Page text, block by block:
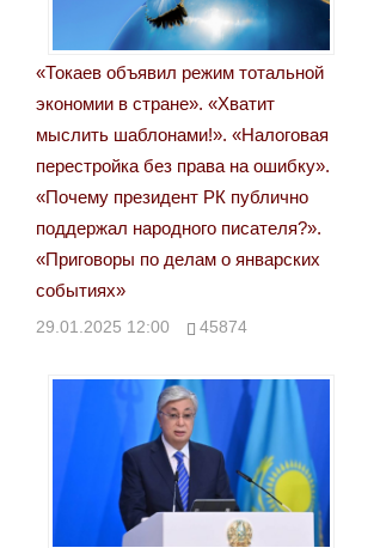
«Токаев объявил режим тотальной
экономии в стране». «Хватит
мыслить шаблонами!». «Налоговая
перестройка без права на ошибку».
«Почему президент РК публично
поддержал народного писателя?».
«Приговоры по делам о январских
событиях»
29.01.2025 12:00 45874